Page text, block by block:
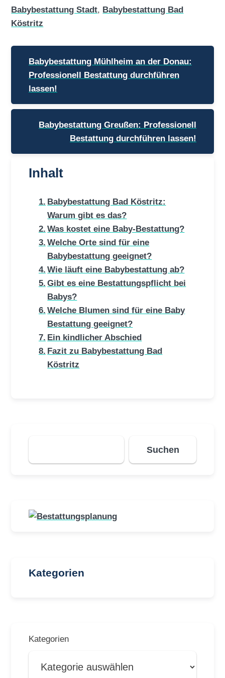
Babybestattung Stadt, Babybestattung Bad
Köstritz
Beitragsnavigation
Babybestattung Mühlheim an der Donau:
Professionell Bestattung durchführen
lassen!
Babybestattung Greußen: Professionell
Bestattung durchführen lassen!
Inhalt
Babybestattung Bad Köstritz:
Warum gibt es das?
Was kostet eine Baby-Bestattung?
Welche Orte sind für eine
Babybestattung geeignet?
Wie läuft eine Babybestattung ab?
Gibt es eine Bestattungspflicht bei
Babys?
Welche Blumen sind für eine Baby
Bestattung geeignet?
Ein kindlicher Abschied
Fazit zu Babybestattung Bad
Köstritz
Suchen
Suchen
Kategorien
Kategorien